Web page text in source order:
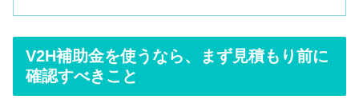
V2H補助金を使うなら、まず見積もり前に
確認すべきこと